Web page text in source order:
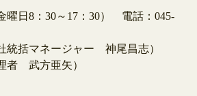
曜日8：30～17：30） 電話：045‐
統括マネージャー 神尾昌志）
者 武方亜矢）